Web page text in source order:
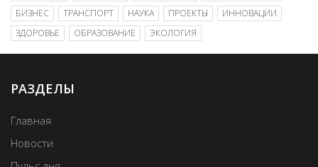
БИЗНЕС
ТРАНСПОРТ НАУКА ПРОЕКТЫ
ИННОВАЦИИ
ЗДОРОВЬЕ
ОБРАЗОВАНИЕ ЭКОЛОГИЯ
РАЗДЕЛЫ
Главная
Новости